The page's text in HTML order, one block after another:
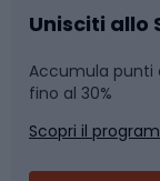
Caschi da
Skitouring
Nuoto
Pattinaggio
Unisciti allo
Accumula punti
fino al 30%
Scopri il